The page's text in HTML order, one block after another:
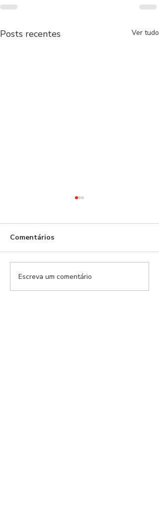
Posts recentes Ver tudo
Modalidades Benfica |
EP.159
Comentários
Escreva um comentário